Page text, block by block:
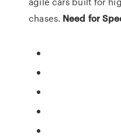
chases. Need for